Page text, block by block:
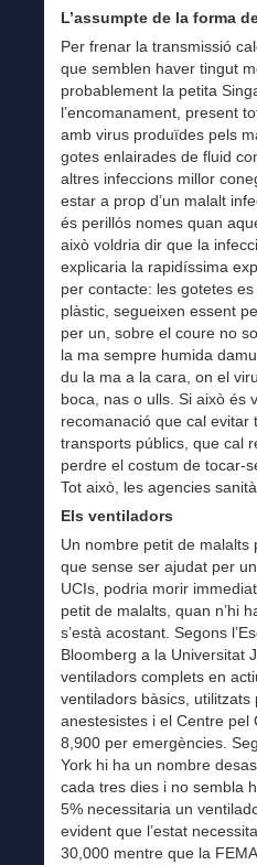
L’assumpte de la forma
Per frenar la transmissió
que semblen haver tingut
probablement la petita
l’encomanament, present
amb virus produïdes pels
gotes enlairades de fluid
altres infeccions millor
estar a prop d’un malalt
és perillós nomes quan
això voldria dir que la
explicaria la rapidíssima
per contacte: les gotetes
plàstic, segueixen essent
per un, sobre el coure no
la ma sempre humida
du la ma a la cara, on el
boca, nas o ulls. Si això és
recomanació que cal evitar
transports públics, que cal
perdre el costum de tocar-
Tot això, les agencies
Els ventiladors
Un nombre petit de malalts
que sense ser ajudat per
UCIs, podria morir
petit de malalts, quan n’hi
s’està acostant. Segons
Bloomberg a la Universitat
ventiladors complets en
ventiladors bàsics,
anestesistes i el Centre pel
8,900 per emergències.
York hi ha un nombre
cada tres dies i no sembla
5% necessitaria un
evident que l’estat
30,000 mentre que la